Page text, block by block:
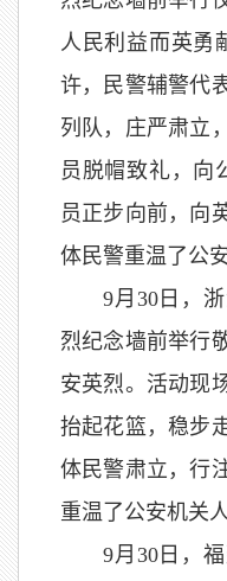
人民利益而英勇
许，民警辅警代
列队，庄严肃立
员脱帽致礼，向
员正步向前，向
体民警重温了公
9月30日，
烈纪念墙前举行
安英烈。活动现
抬起花篮，稳步
体民警肃立，行
重温了公安机关
9月30日，